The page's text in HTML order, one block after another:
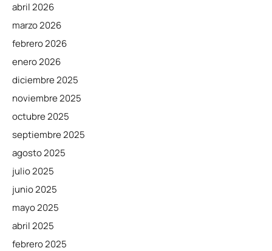
abril 2026
marzo 2026
febrero 2026
enero 2026
diciembre 2025
noviembre 2025
octubre 2025
septiembre 2025
agosto 2025
julio 2025
junio 2025
mayo 2025
abril 2025
febrero 2025